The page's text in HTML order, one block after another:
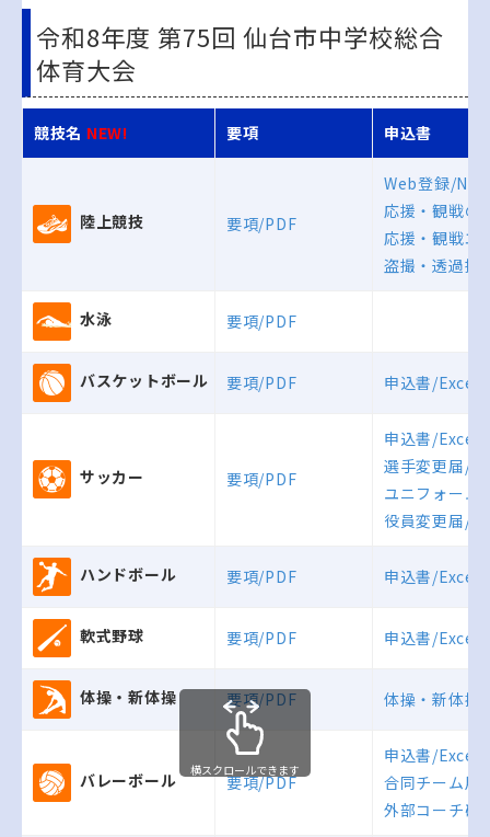
令和8年度 第75回 仙台市中学校総合
体育大会
競技名 NEW! 要項 申込書
陸上競技 要項/PDF
Web登録/
応援・観戦
応援・観戦
盗撮・透過撮
水泳 要項/PDF
バスケットボール 要項/PDF 申込書/Excel
サッカー 要項/PDF
申込書/Excel
選手変更届/
ユニフォーム
役員変更届/
ハンドボール 要項/PDF 申込書/Excel
軟式野球 要項/PDF 申込書/Excel
体操・新体操 要項/PDF 体操・新体操
バレーボール 要項/PDF
申込書/Excel
合同チーム用
外部コーチ確
横スクロールできます